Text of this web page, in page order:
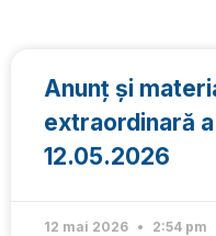
Anunț și
extraordinară
12.05.2026
12 mai 2026 2:54 pm